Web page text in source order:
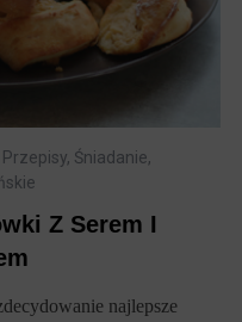
Przepisy, Śniadanie,
Z Serem I
najlepsze